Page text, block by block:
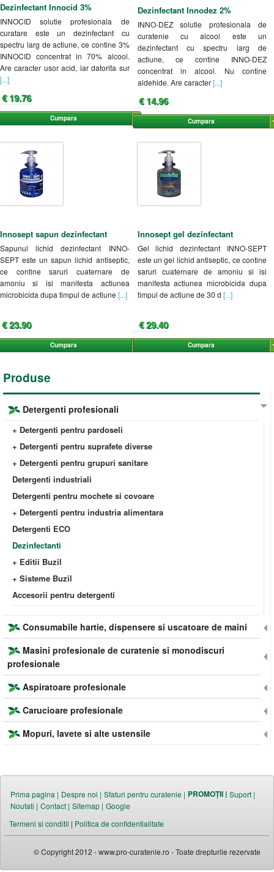
Dezinfectant Innocid 3%
INNOCID solutie profesionala de
curatare este un dezinfectant cu
spectru larg de actiune, ce contine 3%
INNOCID concentrat in 70% alcool.
Are caracter usor acid, iar datorita sur
[...]
€ 19.76
Cumpara
Dezinfectant Innodez 2%
INNO-DEZ solutie profesionala de
curatenie cu alcool este un
dezinfectant cu spectru larg de
actiune, ce contine INNO-DEZ
concentrat in alcool. Nu contine
aldehide. Are caracter[...]
€ 14.96
Cumpara
Innosept sapun dezinfectant
Sapunul lichid dezinfectant INNO-
SEPT este un sapun lichid antiseptic,
ce contine saruri cuaternare de
amoniu si isi manifesta actiunea
microbicida dupa timpul de actiune [...]
€ 23.90
Cumpara
Innosept gel dezinfectant
Gel lichid dezinfectant INNO-SEPT
este un gel lichid antiseptic, ce contine
saruri cuaternare de amoniu si isi
manifesta actiunea microbicida dupa
timpul de actiune de 30 d [...]
€ 29.40
Cumpara
Produse
Detergenti profesionali
+ Detergenti pentru pardoseli
+ Detergenti pentru suprafete diverse
+ Detergenti pentru grupuri sanitare
Detergenti industriali
Detergenti pentru mochete si covoare
+ Detergenti pentru industria alimentara
Detergenti ECO
Dezinfectanti
+ Editii Buzil
+ Sisteme Buzil
Accesorii pentru detergenti
Consumabile hartie, dispensere si uscatoare de maini
Masini profesionale de curatenie si monodiscuri
profesionale
Aspiratoare profesionale
Carucioare profesionale
Mopuri, lavete si alte ustensile
Prima pagina | Despre noi | Sfaturi pentru curatenie | PROMOȚII | Suport |
Noutati | Contact | Sitemap | Google
Termeni si conditii | Politica de confidentialitate
© Copyright 2012 - www.pro-curatenie.ro - Toate drepturile rezervate